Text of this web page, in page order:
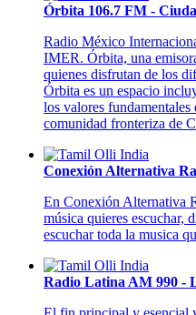
Órbita 106.7 FM -
Radio México
IMER. Órbita, una
quienes disfrutan de los
Órbita es un espacio
los valores
comunidad fronteriza de
Conexión Alternativa
En Conexión Alternativa
música quieres escuchar,
escuchar toda la musica
Radio Latina AM 990 -